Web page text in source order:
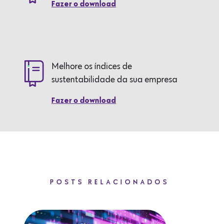
Fazer o download
Melhore os índices de
sustentabilidade da sua empresa
Fazer o download
POSTS RELACIONADOS